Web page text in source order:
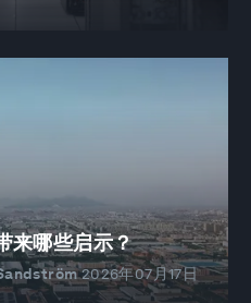
来哪些启示？
2026年07月17日